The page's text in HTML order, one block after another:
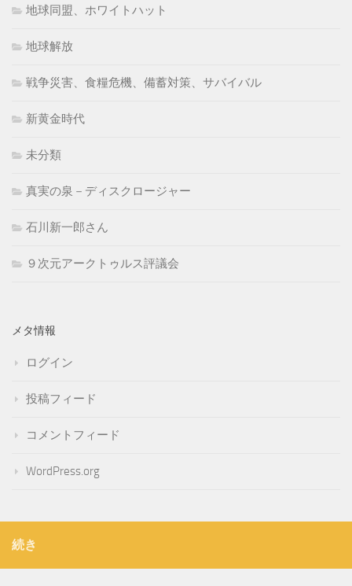
地球同盟、ホワイトハット
地球解放
戦争災害、食糧危機、備蓄対策、サバイバル
新黄金時代
未分類
真実の泉－ディスクロージャー
石川新一郎さん
９次元アークトゥルス評議会
メタ情報
ログイン
投稿フィード
コメントフィード
WordPress.org
続き